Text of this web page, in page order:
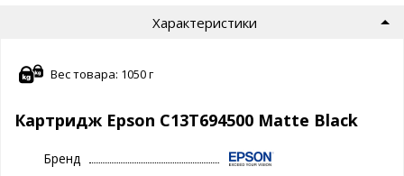
Характеристики
Вес товара: 1050 г
Картридж Epson C13T694500 Matte Black
Бренд